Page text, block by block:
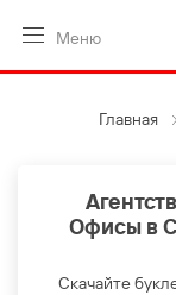
Меню
Главная
Офисы в
Скачайте